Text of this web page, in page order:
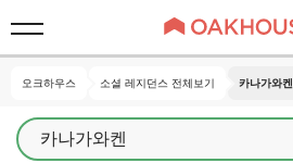
오크하우스 소셜 레지던스 전체보기 카나가와켄
카나가와켄
오크하우스 소셜 레지던스 전체보기 카나가와켄